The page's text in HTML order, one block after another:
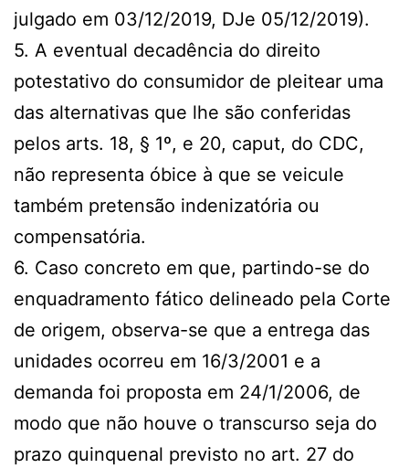
julgado em 03/12/2019, DJe 05/12/2019).
5. A eventual decadência do direito
potestativo do consumidor de pleitear uma
das alternativas que lhe são conferidas
pelos arts. 18, § 1º, e 20, caput, do CDC,
não representa óbice à que se veicule
também pretensão indenizatória ou
compensatória.
6. Caso concreto em que, partindo-se do
enquadramento fático delineado pela Corte
de origem, observa-se que a entrega das
unidades ocorreu em 16/3/2001 e a
demanda foi proposta em 24/1/2006, de
modo que não houve o transcurso seja do
prazo quinquenal previsto no art. 27 do